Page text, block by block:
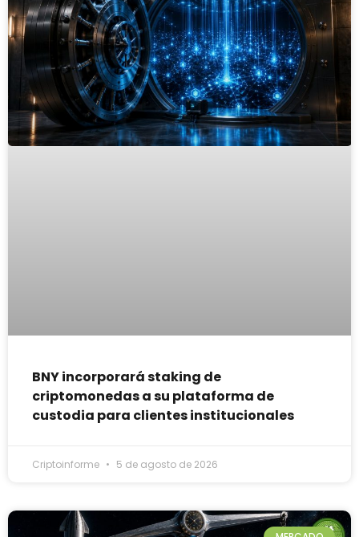
BNY incorporará staking de
criptomonedas a su plataforma de
custodia para clientes institucionales
Criptoinforme 5 de agosto de 2026